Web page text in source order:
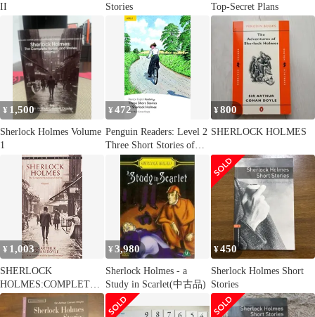
II
Stories
Top-Secret Plans
¥ 1,500
Sherlock Holmes Volume
1
¥472
Penguin Readers: Level 2
Three Short Stories of
Sherlock Holmes
(Penguin Readers，
Level 2)
¥800
SHERLOCK HOLMES
¥ 1,003
SHERLOCK
HOLMES:COMPLETE
NOVELS VOL.1(A)
(Bantam Classics)／A
¥3,980
Sherlock Holmes - a
Study in Scarlet(中古品)
¥450
Sherlock Holmes Short
Stories